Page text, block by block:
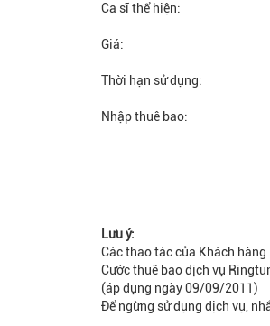
Ca sĩ thể hiện:
Giá:
Thời hạn sử dụng:
Nhập thuê bao:
Lưu ý:
Các thao tác của Khách
Cước thuê bao dịch vụ
(áp dụng ngày 09/09/2011)
Để ngừng sử dụng dịch vụ,